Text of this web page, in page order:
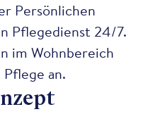
Persönlichen
Pflegedienst 24/7.
im Wohnbereich
an.